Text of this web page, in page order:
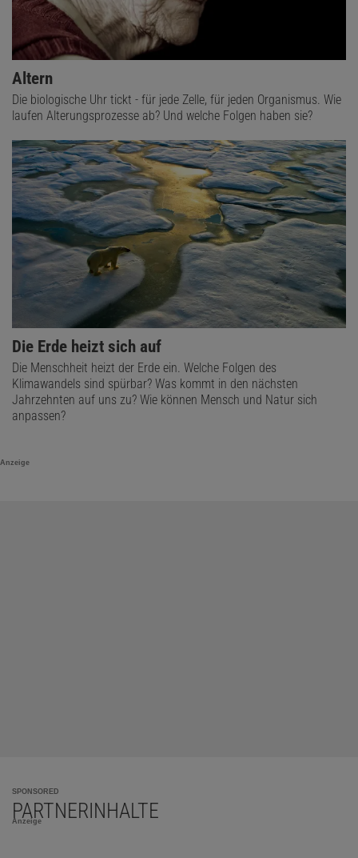
Altern
Die biologische Uhr tickt - für jede Zelle, für jeden Organismus. Wie
laufen Alterungsprozesse ab? Und welche Folgen haben sie?
Die Erde heizt sich auf
Die Menschheit heizt der Erde ein. Welche Folgen des
Klimawandels sind spürbar? Was kommt in den nächsten
Jahrzehnten auf uns zu? Wie können Mensch und Natur sich
anpassen?
Anzeige
SPONSORED
PARTNERINHALTE
Anzeige